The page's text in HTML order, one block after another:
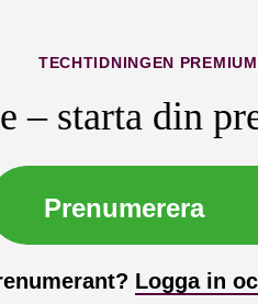
TECHTIDNINGEN PREMIUM
– starta din
Prenumerera
Logga in